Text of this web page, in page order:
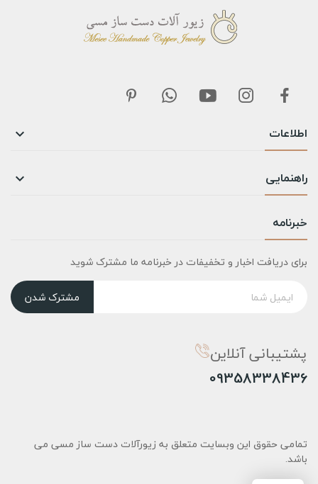
اطلاعات 
راهنمایی 
خبرنامه
برای دریافت اخبار و تخفیفات در خبرنامه ما مشترک شوید
مشترک شدن
پشتیبانی آنلاین
09358338436
تمامی حقوق این وبسایت متعلق به زیورآلات دست ساز مسی می
باشد.